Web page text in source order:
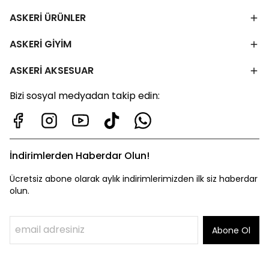
ASKERİ ÜRÜNLER
ASKERİ GİYİM
ASKERİ AKSESUAR
Bizi sosyal medyadan takip edin:
İndirimlerden Haberdar Olun!
Ücretsiz abone olarak aylık indirimlerimizden ilk siz haberdar
olun.
Abone Ol